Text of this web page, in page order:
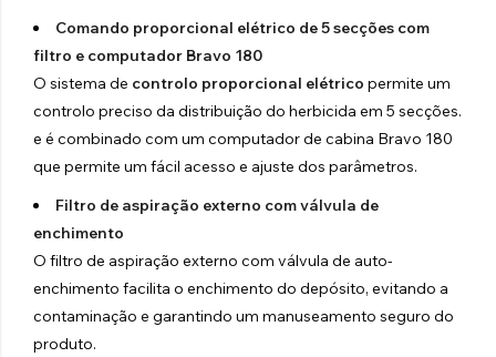
Comando proporcional elétrico de 5 secções com
filtro e computador Bravo 180
O sistema de controlo proporcional elétrico permite um
controlo preciso da distribuição do herbicida em 5 secções.
e é combinado com um computador de cabina Bravo 180
que permite um fácil acesso e ajuste dos parâmetros.
Filtro de aspiração externo com válvula de
enchimento
O filtro de aspiração externo com válvula de auto-
enchimento facilita o enchimento do depósito, evitando a
contaminação e garantindo um manuseamento seguro do
produto.